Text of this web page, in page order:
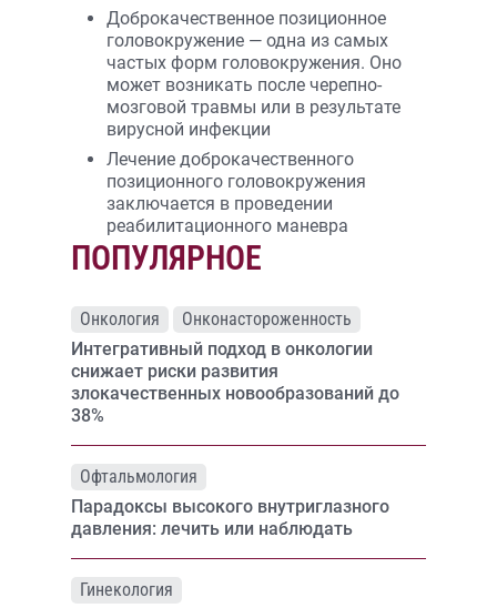
Доброкачественное позиционное
головокружение — одна из самых
частых форм головокружения. Оно
может возникать после черепно-
мозговой травмы или в результате
вирусной инфекции
Лечение доброкачественного
позиционного головокружения
заключается в проведении
реабилитационного маневра
ПОПУЛЯРНОЕ
Онкология
Онконастороженность
Интегративный подход в онкологии
снижает риски развития
злокачественных новообразований до
38%
Офтальмология
Парадоксы высокого внутриглазного
давления: лечить или наблюдать
Гинекология